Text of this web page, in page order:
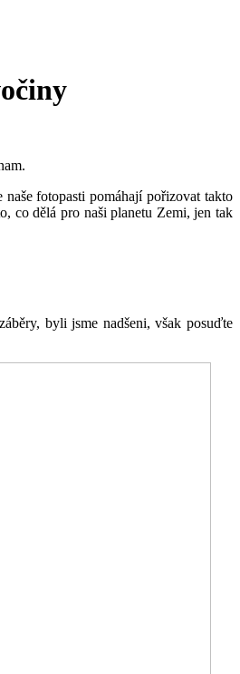
fotopasti pomáhají pořizovat takto
co dělá pro naši planetu Zemi, jen tak
byli jsme nadšeni, však posuďte